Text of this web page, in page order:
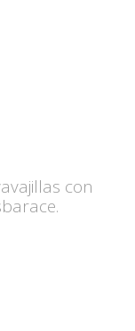
con